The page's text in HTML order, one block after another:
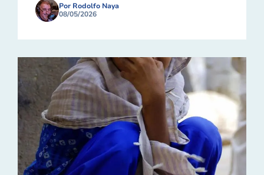
Por Rodolfo Naya
08/05/2026